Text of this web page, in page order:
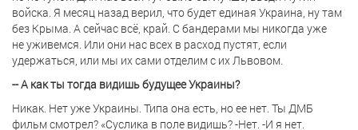
войска. Я месяц назад верил, что будет единая Украина, ну там
без Крыма. А сейчас всё, край. С бандерами мы никогда уже
не уживемся. Или они нас всех в расход пустят, если
удержаться, или мы их сами отделим с их Львовом.
-- А как ты тогда видишь будущее Украины?
Никак. Нет уже Украины. Типа она есть, но ее нет. Ты ДМБ
фильм смотрел? «Суслика в поле видишь? -Нет. -И я нет.